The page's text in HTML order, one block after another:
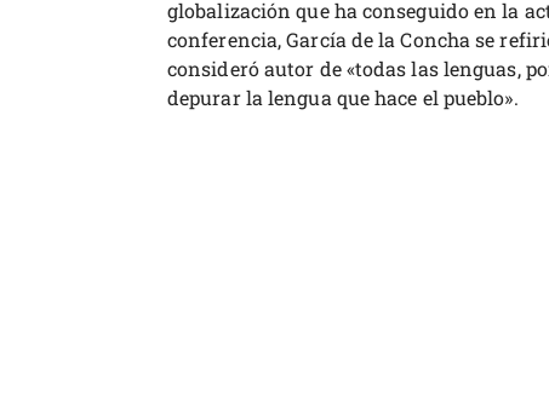
globalización que ha conseguido en la
conferencia, García de la Concha se
consideró autor de «todas las lenguas,
depurar la lengua que hace el pueblo».